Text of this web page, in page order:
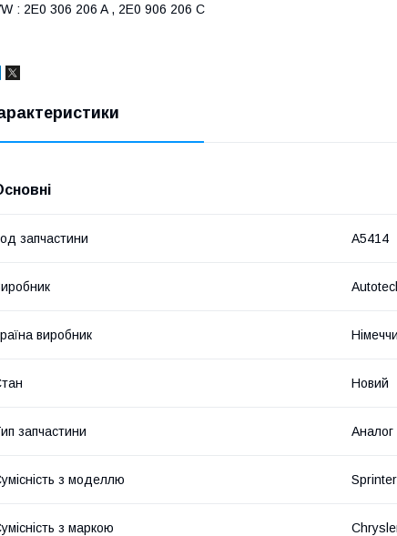
: 2E0 306 206 A , 2E0 906 206 C
запчастини A5414
виробник
Новий
запчастини Аналог
з моделлю Sprinter
з маркою